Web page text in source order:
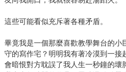
這些可能看似充斥著各種矛盾。
畢竟我是一個那麼喜歡教學舞台的小
守的寫作宅？明明我有著冷漠到一接
會暗恨對方耽誤了我人生一秒鐘的壞